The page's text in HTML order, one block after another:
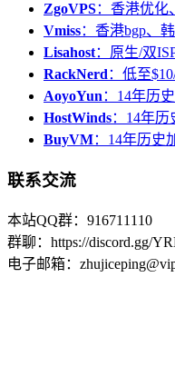
ZgoVPS：香港优化
Vmiss：香港bgp、
Lisahost：原生/双
RackNerd：低至
AoyoYun：14年历
HostWinds：14年
BuyVM：14年历史
联系交流
本站QQ群：916711110
群聊：https://discord.gg/
电子邮箱：